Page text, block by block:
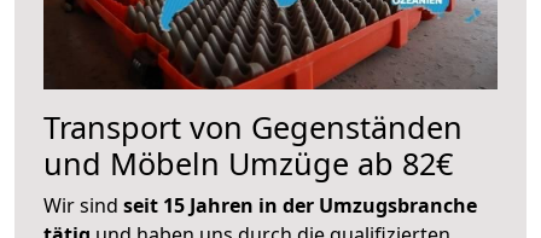
Transport von Gegenständen
und Möbeln Umzüge ab 82€
Wir sind seit 15 Jahren in der Umzugsbranche